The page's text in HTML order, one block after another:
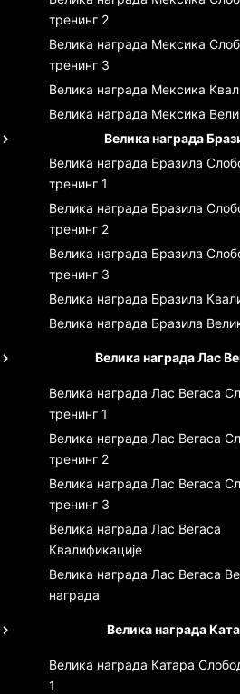
тренинг 2
Велика награда Мексика
тренинг 3
Велика награда Мексика
Велика награда Мексика
Велика награда
Велика награда Бразила
тренинг 1
Велика награда Бразила
тренинг 2
Велика награда Бразила
тренинг 3
Велика награда Бразила
Велика награда Бразила
Велика награда Лас
Велика награда Лас Вегаса
тренинг 1
Велика награда Лас Вегаса
тренинг 2
Велика награда Лас Вегаса
тренинг 3
Велика награда Лас Вегаса
Квалификације
Велика награда Лас Вегаса
награда
Велика награда
Велика награда Катара
1